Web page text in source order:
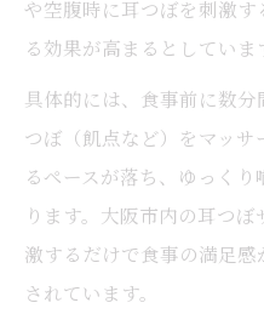
耳つぼで美しさ
方法
耳つぼダイエッ
耳つぼと美容習
耳つぼジュエリ
や空腹時に耳つぼを刺激
る効果が高まるとしていま
具体的には、食事前に数
つぼ（飢点など）をマッ
るペースが落ち、ゆっく
ります。大阪市内の耳つ
激するだけで食事の満足
されています。